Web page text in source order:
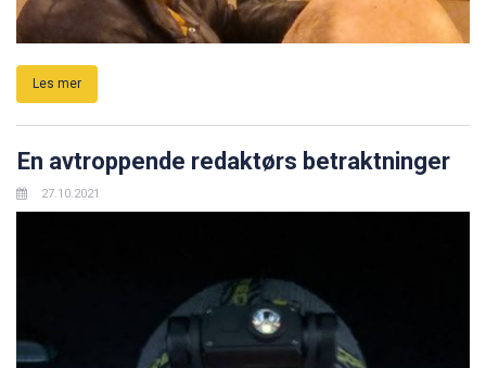
Les mer
En avtroppende redaktørs betraktninger
27.10.2021